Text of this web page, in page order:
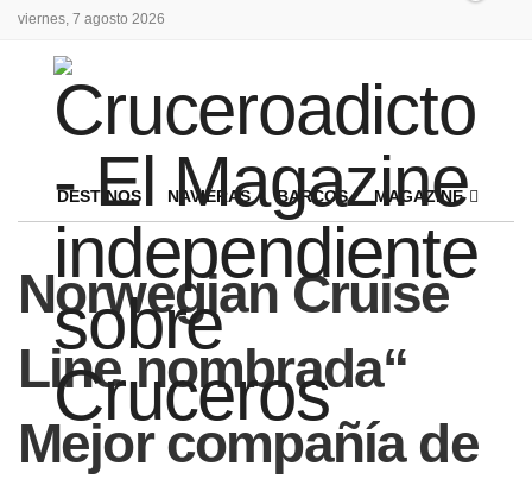
viernes, 7 agosto 2026
DESTINOS NAVIERAS BARCOS MAGAZINE
Norwegian Cruise
Line nombrada“
Mejor compañía de